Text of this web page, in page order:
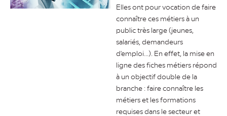
Elles ont pour vocation de faire
connaître ces métiers à un
public très large (jeunes,
salariés, demandeurs
d'emploi...). En effet, la mise en
ligne des fiches métiers répond
à un objectif double de la
branche : faire connaître les
métiers et les formations
requises dans le secteur et